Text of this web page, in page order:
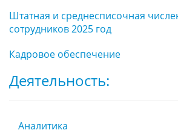
Штатная и среднесписочная
сотрудников 2025 год
Кадровое обеспечение
Деятельность:
Аналитика